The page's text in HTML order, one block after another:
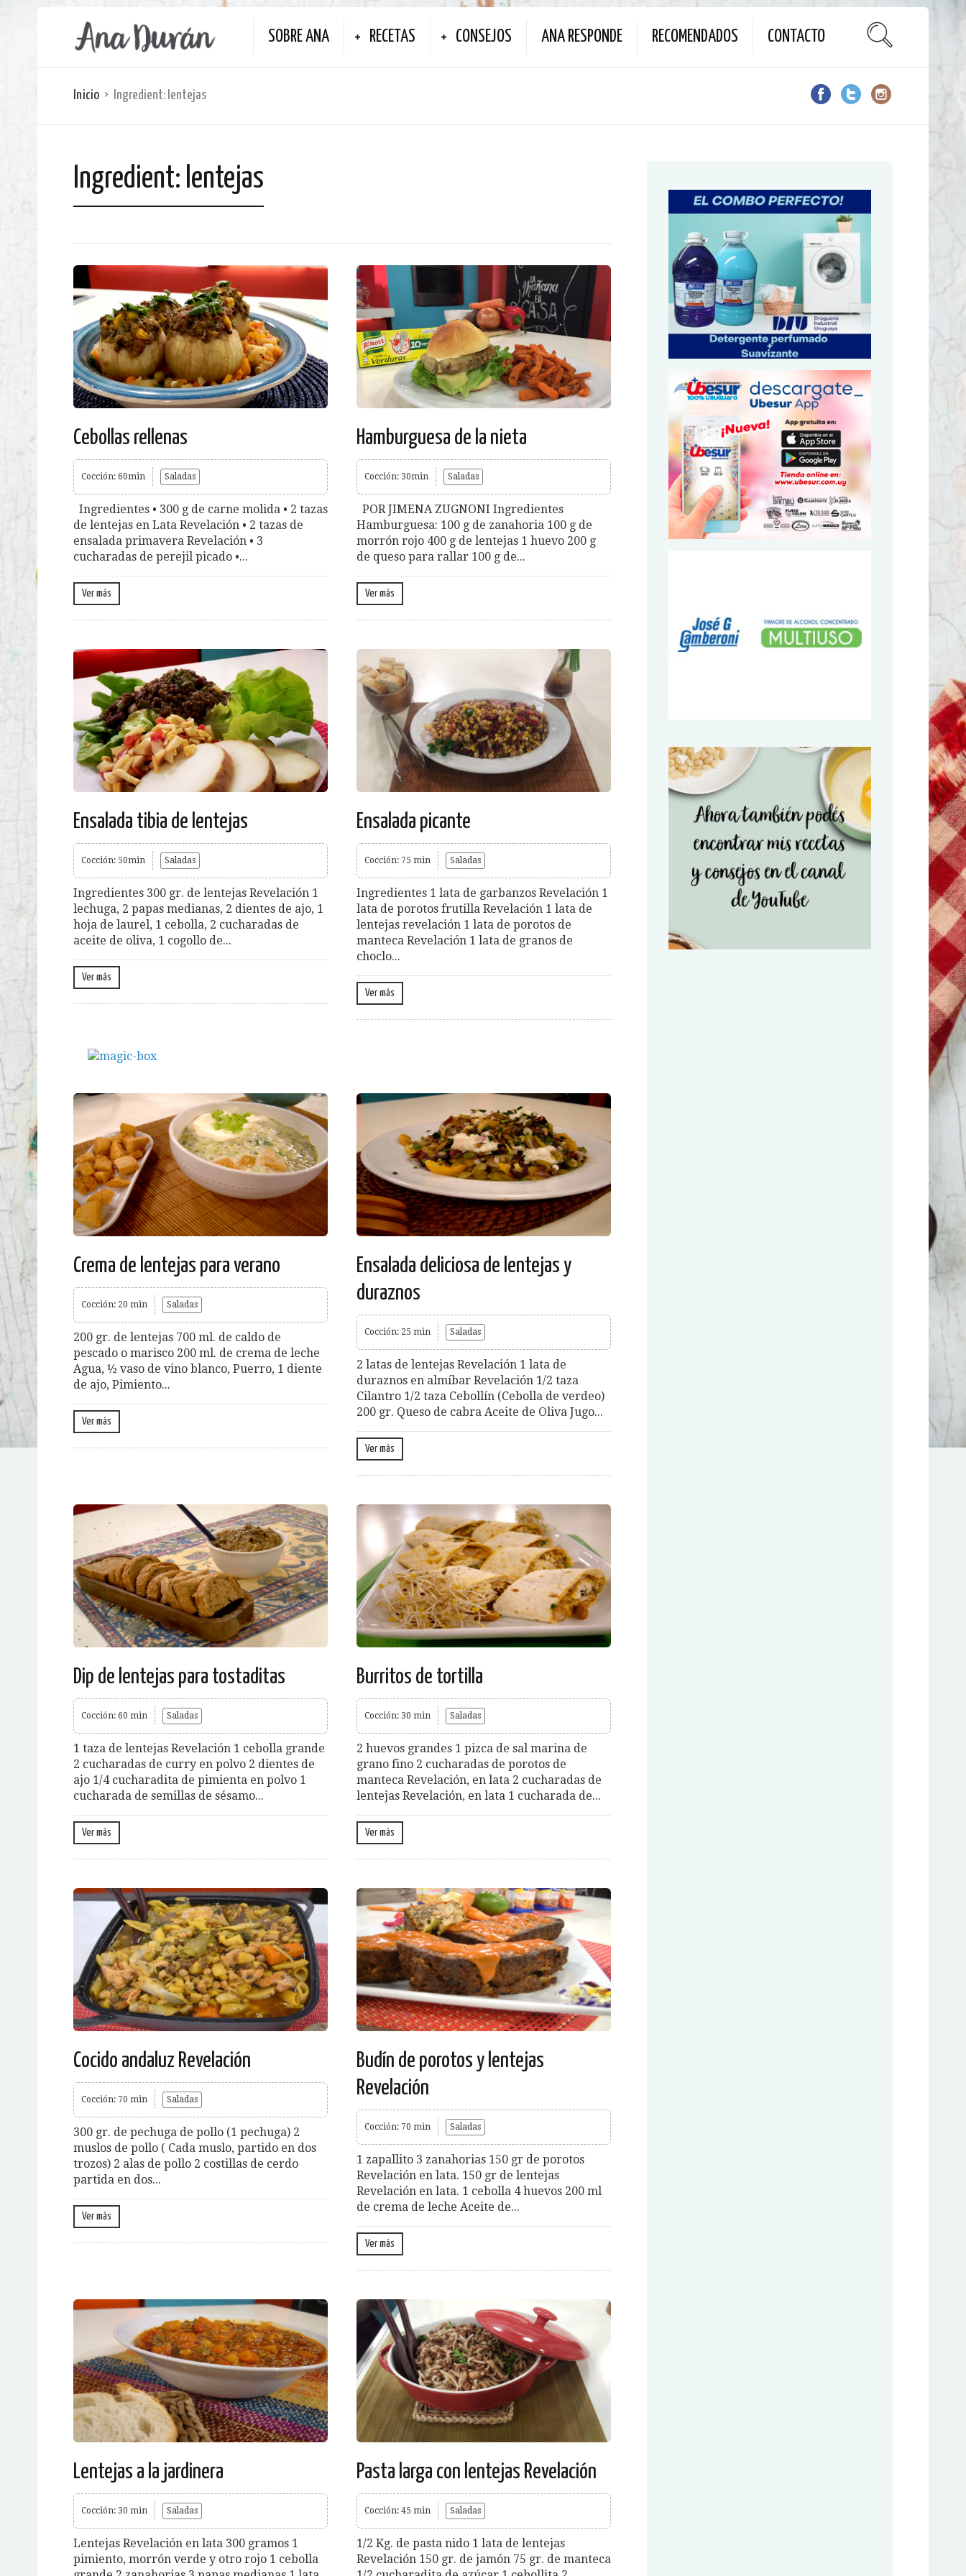
SOBRE ANA RECETAS CONSEJOS ANA RESPONDE RECOMENDADOS CONTACTO
Inicio Ingredient: lentejas
Ingredient: lentejas
Cebollas rellenas
Cocción: 60min Saladas
Ingredientes • 300 g de carne molida • 2 tazas
de lentejas en Lata Revelación • 2 tazas de
ensalada primavera Revelación • 3
cucharadas de perejil picado •...
Ver más
Hamburguesa de la nieta
Cocción: 30min Saladas
POR JIMENA ZUGNONI Ingredientes
Hamburguesa: 100 g de zanahoria 100 g de
morrón rojo 400 g de lentejas 1 huevo 200 g
de queso para rallar 100 g de...
Ver más
Ensalada tibia de lentejas
Cocción: 50min Saladas
Ingredientes 300 gr. de lentejas Revelación 1
lechuga, 2 papas medianas, 2 dientes de ajo, 1
hoja de laurel, 1 cebolla, 2 cucharadas de
aceite de oliva, 1 cogollo de...
Ver más
Ensalada picante
Cocción: 75 min Saladas
Ingredientes 1 lata de garbanzos Revelación 1
lata de porotos frutilla Revelación 1 lata de
lentejas revelación 1 lata de porotos de
manteca Revelación 1 lata de granos de
choclo...
Ver más
Crema de lentejas para verano
Cocción: 20 min Saladas
200 gr. de lentejas 700 ml. de caldo de
pescado o marisco 200 ml. de crema de leche
Agua, ½ vaso de vino blanco, Puerro, 1 diente
de ajo, Pimiento...
Ver más
Ensalada deliciosa de lentejas y
duraznos
Cocción: 25 min Saladas
2 latas de lentejas Revelación 1 lata de
duraznos en almíbar Revelación 1/2 taza
Cilantro 1/2 taza Cebollín (Cebolla de verdeo)
200 gr. Queso de cabra Aceite de Oliva Jugo...
Ver más
Dip de lentejas para tostaditas
Cocción: 60 min Saladas
1 taza de lentejas Revelación 1 cebolla grande
2 cucharadas de curry en polvo 2 dientes de
ajo 1/4 cucharadita de pimienta en polvo 1
cucharada de semillas de sésamo...
Ver más
Burritos de tortilla
Cocción: 30 min Saladas
2 huevos grandes 1 pizca de sal marina de
grano fino 2 cucharadas de porotos de
manteca Revelación, en lata 2 cucharadas de
lentejas Revelación, en lata 1 cucharada de...
Ver más
Cocido andaluz Revelación
Cocción: 70 min Saladas
300 gr. de pechuga de pollo (1 pechuga) 2
muslos de pollo ( Cada muslo, partido en dos
trozos) 2 alas de pollo 2 costillas de cerdo
partida en dos...
Ver más
Budín de porotos y lentejas
Revelación
Cocción: 70 min Saladas
1 zapallito 3 zanahorias 150 gr de porotos
Revelación en lata. 150 gr de lentejas
Revelación en lata. 1 cebolla 4 huevos 200 ml
de crema de leche Aceite de...
Ver más
Lentejas a la jardinera
Cocción: 30 min Saladas
Lentejas Revelación en lata 300 gramos 1
pimiento, morrón verde y otro rojo 1 cebolla
Pasta larga con lentejas Revelación
Cocción: 45 min Saladas
1/2 Kg. de pasta nido 1 lata de lentejas
Revelación 150 gr. de jamón 75 gr. de manteca